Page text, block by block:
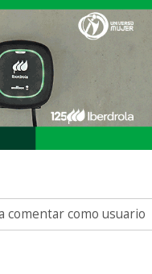
comentar como usuario